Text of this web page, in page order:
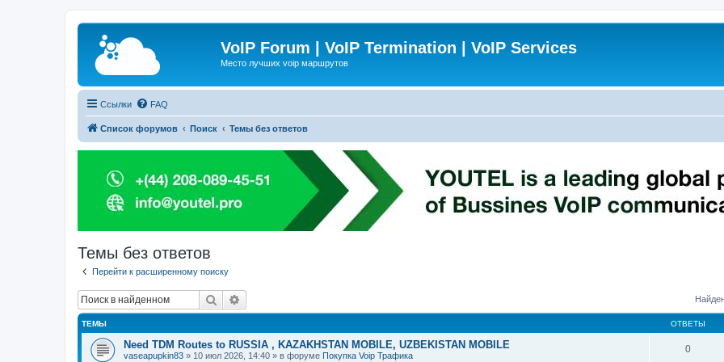
VoIP Forum | VoIP Termination | VoIP Services
Место лучших voip маршрутов
Ссылки FAQ
Список форумов Поиск Темы без ответов
Темы без ответов
Перейти к расширенному поиску
Поиск
ТЕМЫ ОТВЕТЫ
Need TDM Routes to RUSSIA , KAZAKHSTAN MOBILE, UZBEKISTAN MOBILE
vaseapupkin83 » 10 июл 2026, 14:40 » в форуме Покупка Voip Трафика
0